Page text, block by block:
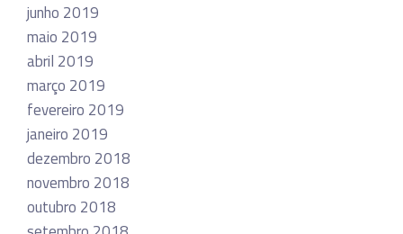
junho 2019
maio 2019
abril 2019
março 2019
fevereiro 2019
janeiro 2019
dezembro 2018
novembro 2018
outubro 2018